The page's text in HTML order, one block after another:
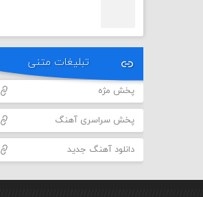
تبلیغات متنی
پخش مژه
پخش سراسری آهنگ
دانلود آهنگ جدید